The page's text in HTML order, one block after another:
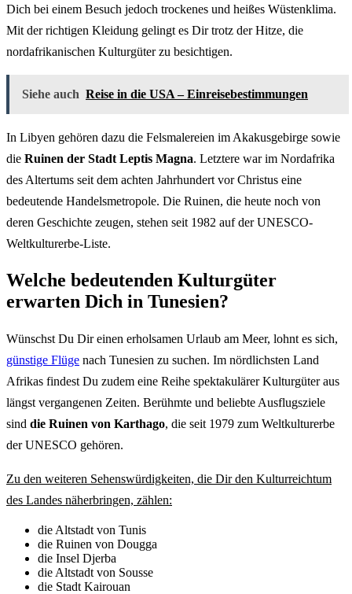
Dich bei einem Besuch jedoch trockenes und heißes Wüstenklima.
Mit der richtigen Kleidung gelingt es Dir trotz der Hitze, die
nordafrikanischen Kulturgüter zu besichtigen.
Siehe auch Reise in die USA – Einreisebestimmungen
In Libyen gehören dazu die Felsmalereien im Akakusgebirge sowie
die Ruinen der Stadt Leptis Magna. Letztere war im Nordafrika
des Altertums seit dem achten Jahrhundert vor Christus eine
bedeutende Handelsmetropole. Die Ruinen, die heute noch von
deren Geschichte zeugen, stehen seit 1982 auf der UNESCO-
Weltkulturerbe-Liste.
Welche bedeutenden Kulturgüter
erwarten Dich in Tunesien?
Wünschst Du Dir einen erholsamen Urlaub am Meer, lohnt es sich,
günstige Flüge nach Tunesien zu suchen. Im nördlichsten Land
Afrikas findest Du zudem eine Reihe spektakulärer Kulturgüter aus
längst vergangenen Zeiten. Berühmte und beliebte Ausflugsziele
sind die Ruinen von Karthago, die seit 1979 zum Weltkulturerbe
der UNESCO gehören.
Zu den weiteren Sehenswürdigkeiten, die Dir den Kulturreichtum
des Landes näherbringen, zählen:
die Altstadt von Tunis
die Ruinen von Dougga
die Insel Djerba
die Altstadt von Sousse
die Stadt Kairouan